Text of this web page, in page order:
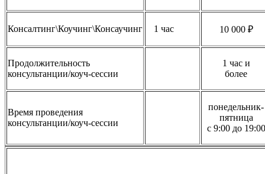
Консалтинг\Коучинг\Консаучинг 1 час 10 000 ₽
Продолжительность
консультанции/коуч-сессии
1 час и
более
Время проведения
консультанции/коуч-сессии
понедельник-
пятница
с 9:00 до 19:00